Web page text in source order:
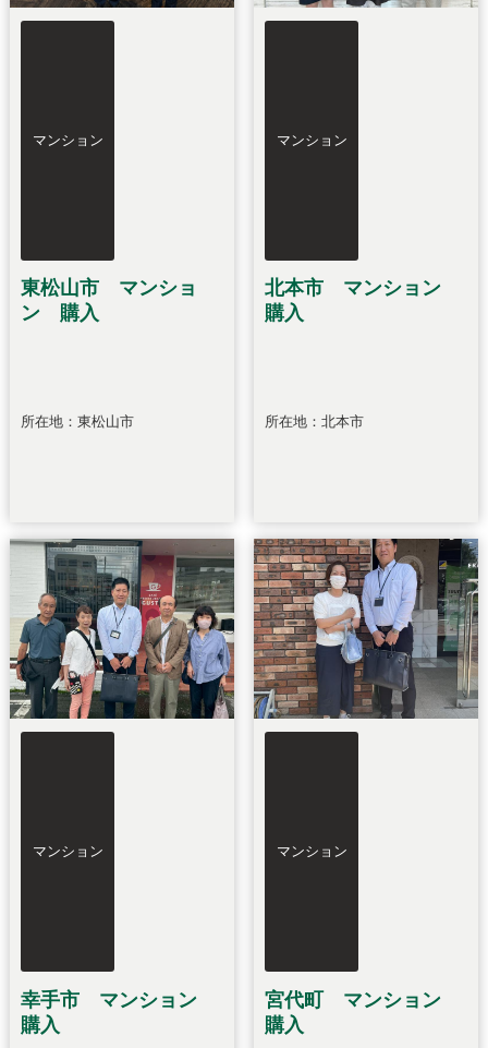
マンション
東松山市 マンショ
ン 購入
所在地：東松山市
マンション
北本市 マンション
購入
所在地：北本市
マンション
幸手市 マンション
購入
マンション
宮代町 マンション
購入